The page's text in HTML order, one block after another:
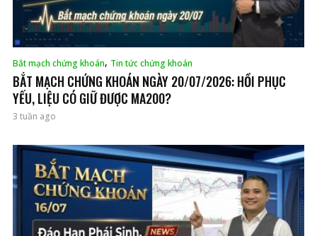
Bắt mạch chứng khoán, Tin tức chứng khoán
BẮT MẠCH CHỨNG KHOÁN NGÀY 20/07/2026: HỒI PHỤC
YẾU, LIỆU CÓ GIỮ ĐƯỢC MA200?
3 tuần ago